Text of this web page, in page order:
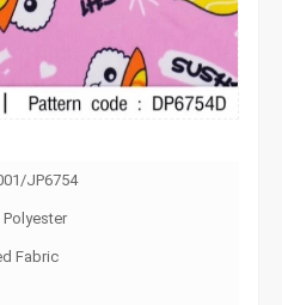
JP6754
Polyester
Fabric